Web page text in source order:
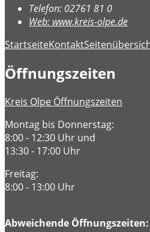
Telefon: 02761 81 0
Web: www.kreis-olpe.de
StartseiteKontakt
Öffnungszeiten
Kreis Olpe Öffnungszeiten
Montag bis Donnerstag:
8:00 - 12:30 Uhr und
13:30 - 17:00 Uhr
Freitag:
8:00 - 13:00 Uhr
Abweichende Öffnungszeiten: